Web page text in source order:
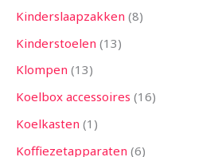
Kinderslaapzakken 8
Kinderstoelen 13
Klompen 13
Koelbox accessoires 16
Koelkasten 1
Koffiezetapparaten 6